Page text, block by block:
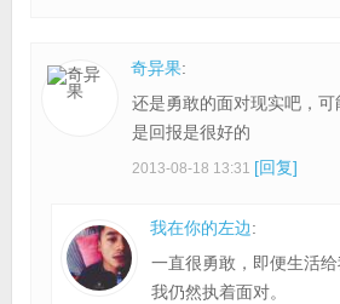
奇异果:
还是勇敢的面对现实吧，
是回报是很好的
2013-08-18 13:31 [回复]
我在你的左边:
一直很勇敢，即便生活
我仍然执着面对。